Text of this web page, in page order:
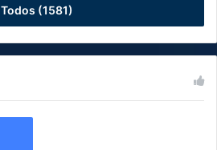
Todos (1581)